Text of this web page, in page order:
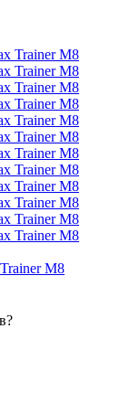
M8